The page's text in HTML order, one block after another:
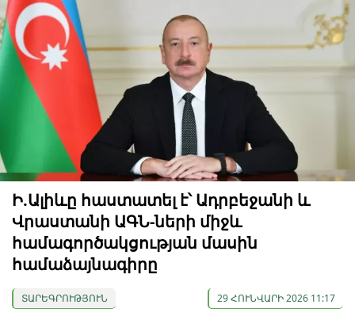
Ի.Ալիևը հաստատել է՝ Ադրբեջանի և
Վրաստանի ԱԳՆ-ների միջև
համագործակցության մասին
համաձայնագիրը
ՏԱՐԵԳՐՈՒԹՅՈՒՆ 29 ՀՈՒՆՎԱՐԻ 2026 11:17